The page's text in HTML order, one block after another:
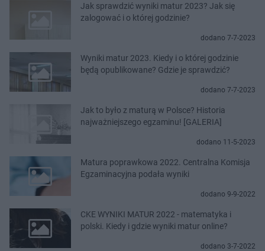
Jak sprawdzić wyniki matur 2023? Jak się
zalogować i o której godzinie?
dodano 7-7-2023
Wyniki matur 2023. Kiedy i o której godzinie
będą opublikowane? Gdzie je sprawdzić?
dodano 7-7-2023
Jak to było z maturą w Polsce? Historia
najważniejszego egzaminu! [GALERIA]
dodano 11-5-2023
Matura poprawkowa 2022. Centralna Komisja
Egzaminacyjna podała wyniki
dodano 9-9-2022
CKE WYNIKI MATUR 2022 - matematyka i
polski. Kiedy i gdzie wyniki matur online?
dodano 3-7-2022